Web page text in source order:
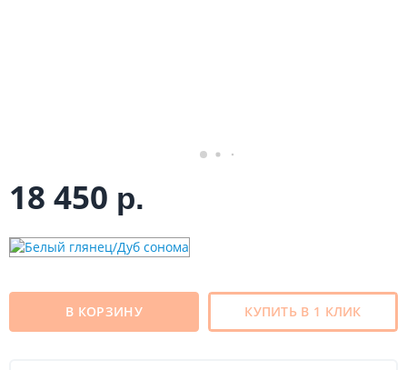
18 450 р.
В КОРЗИНУ КУПИТЬ В 1 КЛИК